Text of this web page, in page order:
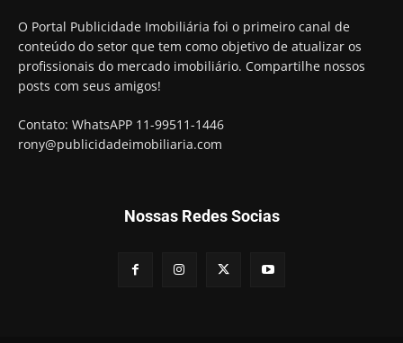
O Portal Publicidade Imobiliária foi o primeiro canal de
conteúdo do setor que tem como objetivo de atualizar os
profissionais do mercado imobiliário. Compartilhe nossos
posts com seus amigos!
Contato: WhatsAPP 11-99511-1446
rony@publicidadeimobiliaria.com
Nossas Redes Socias